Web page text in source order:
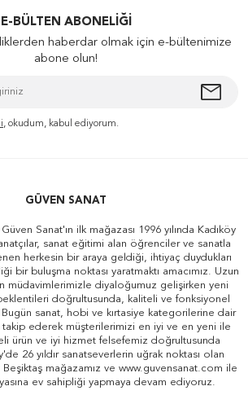
E-BÜLTEN ABONELIĞI
haberdar olmak için e-bültenimize
abone olun!
, okudum, kabul ediyorum.
GÜVEN SANAT
Sanat'ın ilk mağazası 1996 yılında Kadıköy
sanat eğitimi alan öğrenciler ve sanatla
herkesin bir araya geldiği, ihtiyaç duydukları
bir buluşma noktası yaratmaktı amacımız. Uzun
müdavimlerimizle diyaloğumuz gelişirken yeni
doğrultusunda, kaliteli ve fonksiyonel
sanat, hobi ve kırtasiye kategorilerine dair
takip ederek müşterilerimizi en iyi ve en yeni ile
ürün ve iyi hizmet felsefemiz doğrultusunda
26 yıldır sanatseverlerin uğrak noktası olan
Beşiktaş mağazamız ve www.guvensanat.com ile
ev sahipliği yapmaya devam ediyoruz.